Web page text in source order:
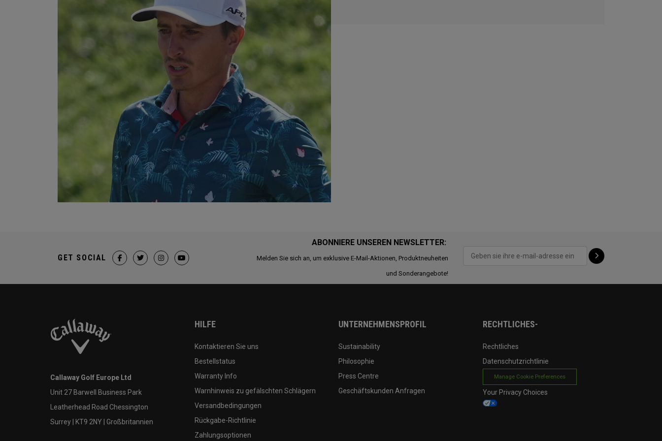
ABONNIERE UNSEREN NEWSLETTER:
Melden Sie sich an, um exklusive E-Mail-Aktionen, Produktneuheiten
und Sonderangebote!
GET SOCIAL
Callaway Golf Europe Ltd
Unit 27 Barwell Business Park
Leatherhead Road Chessington
Surrey | KT9 2NY | Großbritannien
HILFE
Kontaktieren Sie uns
Bestellstatus
Warranty Info
Warnhinweis zu gefälschten Schlägern
Versandbedingungen
Rückgabe-Richtlinie
Zahlungsoptionen
UNTERNEHMENSPROFIL
Sustainability
Philosophie
Press Centre
Geschäftskunden Anfragen
RECHTLICHES-
Rechtliches
Datenschutzrichtlinie
Manage Cookie Preferences
Your Privacy Choices